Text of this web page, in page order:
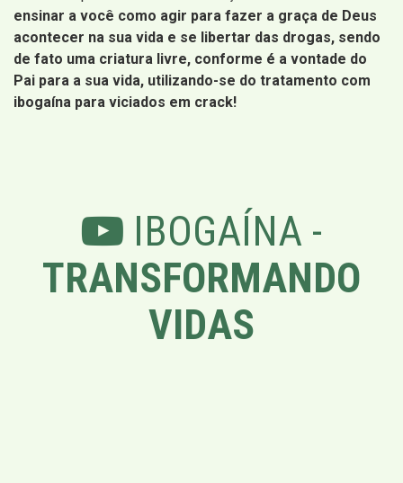
ensinar a você como agir para fazer a graça de Deus
acontecer na sua vida e se libertar das drogas, sendo
de fato uma criatura livre, conforme é a vontade do
Pai para a sua vida, utilizando-se do tratamento com
ibogaína para viciados em crack!
IBOGAÍNA -
TRANSFORMANDO
VIDAS